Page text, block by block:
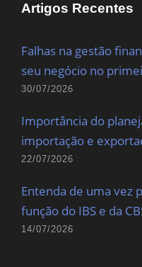
Artigos Recentes
Falhas na gestão
seu negócio no
30/07/2026
Importância do
importação e
22/07/2026
Entenda de uma vez
função do IBS e da
14/07/2026